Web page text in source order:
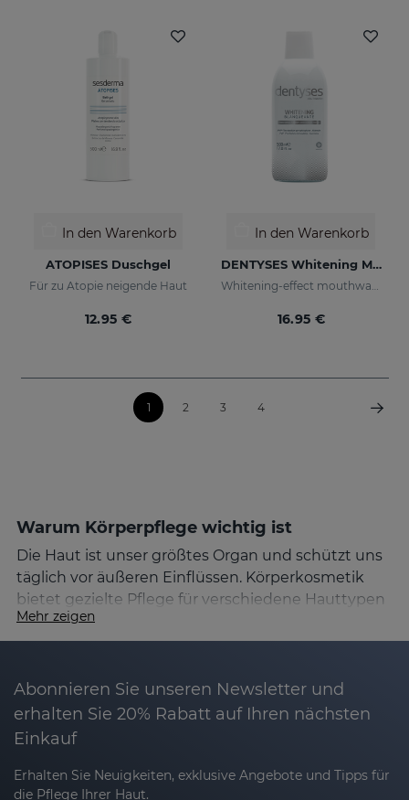
In den Warenkorb
ATOPISES Duschgel
Für zu Atopie neigende Haut
12.95 €
In den Warenkorb
DENTYSES Whitening Mouthwash
Whitening-effect mouthwash
16.95 €
1 2 3 4
Warum Körperpflege wichtig ist
Die Haut ist unser größtes Organ und schützt uns
täglich vor äußeren Einflüssen. Körperkosmetik
bietet gezielte Pflege für verschiedene Hauttypen
und Hautbedürfnisse, die das Wohlbefinden und
die Hautgesundheit fördern.
Körperpflegeprodukte auswählen
Finde die besten Produkte für deine
Hautbedürfnisse, ob Anti-Haarausfall-Shampoo,
Feuchtigkeitscremes für trockene Haut oder Anti-
Mehr zeigen
Abonnieren Sie unseren Newsletter und
erhalten Sie 20% Rabatt auf Ihren nächsten
Einkauf
Erhalten Sie Neuigkeiten, exklusive Angebote und Tipps für
die Pflege Ihrer Haut.